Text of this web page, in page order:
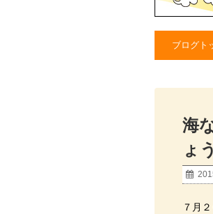
ブログト
海
ょ
７月